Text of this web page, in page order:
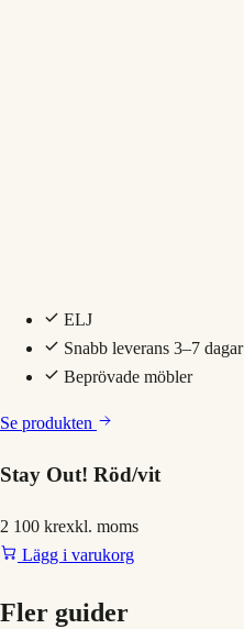
ELJ
Snabb leverans 3–7 dagar
Beprövade möbler
Se produkten
Stay Out! Röd/vit
2 100 krexkl. moms
Lägg i varukorg
Fler guider